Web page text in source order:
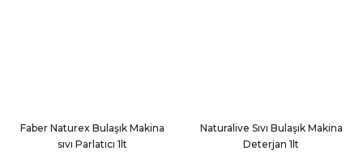
Faber Naturex Bulaşık Makina
sıvı Parlatıcı 1lt
Naturalive Sıvı Bulaşık Makina
Deterjan 1lt